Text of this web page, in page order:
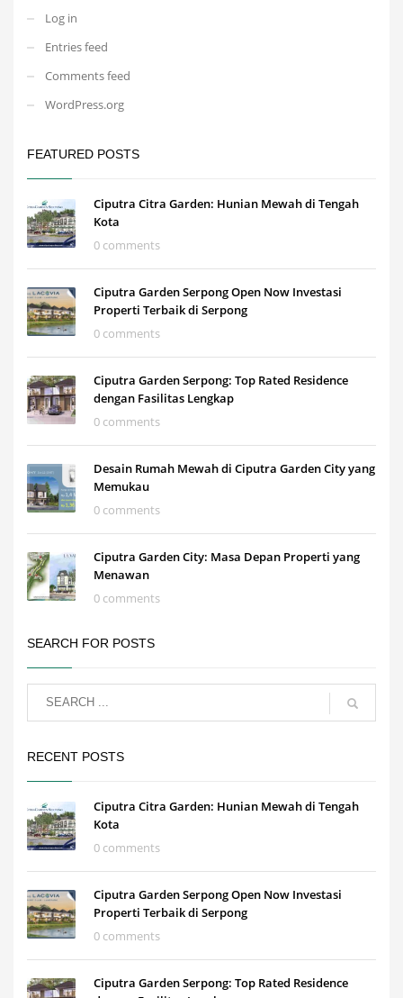
Log in
Entries feed
Comments feed
WordPress.org
FEATURED POSTS
Ciputra Citra Garden: Hunian Mewah di Tengah
Kota
0 comments
Ciputra Garden Serpong Open Now Investasi
Properti Terbaik di Serpong
0 comments
Ciputra Garden Serpong: Top Rated Residence
dengan Fasilitas Lengkap
0 comments
Desain Rumah Mewah di Ciputra Garden City yang
Memukau
0 comments
Ciputra Garden City: Masa Depan Properti yang
Menawan
0 comments
SEARCH FOR POSTS
RECENT POSTS
Ciputra Citra Garden: Hunian Mewah di Tengah
Kota
0 comments
Ciputra Garden Serpong Open Now Investasi
Properti Terbaik di Serpong
0 comments
Ciputra Garden Serpong: Top Rated Residence